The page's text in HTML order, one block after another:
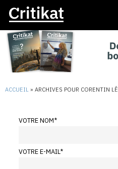
ACCUEIL » ARCHIVES POUR CORENTIN LÊ
VOTRE NOM*
VOTRE E-MAIL*